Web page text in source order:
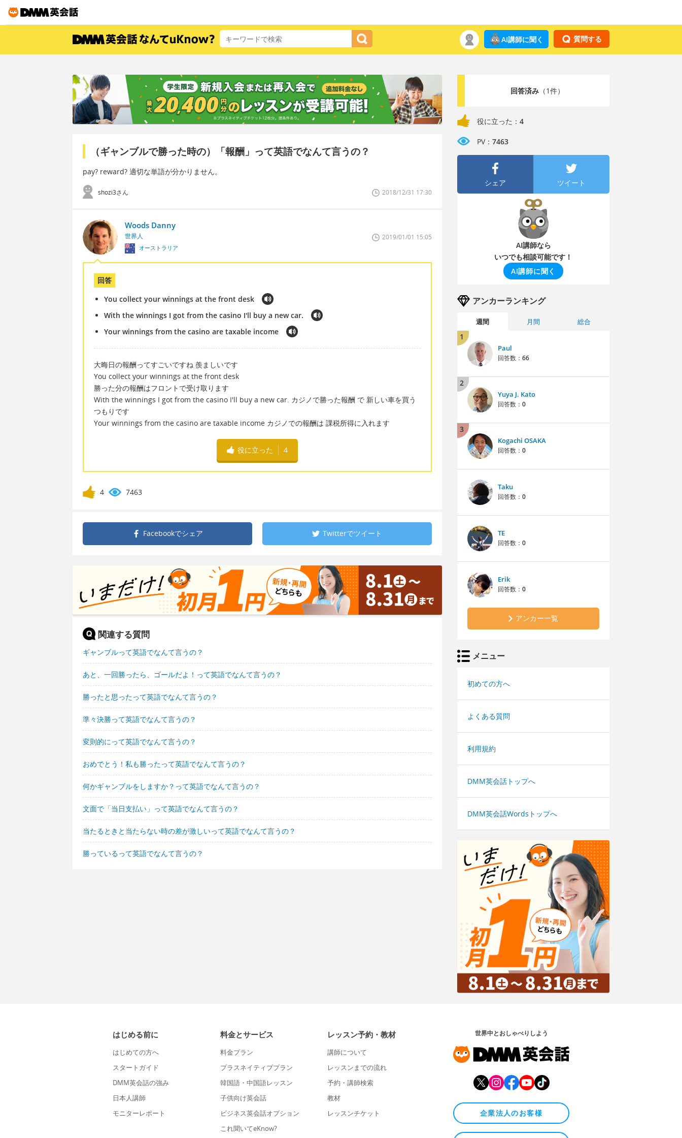
質問する
AI講師に聞く
（ギャンブルで勝った時の）「報酬」って英語でなんて言うの？
pay? reward? 適切な単語が分かりません。
shozi3さん 2018/12/31 17:30
Woods Danny
世界人
オーストラリア
2019/01/01 15:05
回答
You collect your winnings at the front desk
With the winnings I got from the casino I'll buy a new car.
Your winnings from the casino are taxable income
大晦日の報酬ってすごいですね 羨ましいです
You collect your winnings at the front desk
勝った分の報酬はフロントで受け取ります
With the winnings I got from the casino I'll buy a new car. カジノで勝った報酬 で 新しい車を買う
つもりです
Your winnings from the casino are taxable income カジノでの報酬は 課税所得に入れます
役に立った 4
4 7463
Facebookでシェア Twitterでツイート
関連する質問
ギャンブルって英語でなんて言うの？
あと、一回勝ったら、ゴールだよ！って英語でなんて言うの？
勝ったと思ったって英語でなんて言うの？
準々決勝って英語でなんて言うの？
変則的にって英語でなんて言うの？
おめでとう！私も勝ったって英語でなんて言うの？
何かギャンブルをしますか？って英語でなんて言うの？
文面で「当日支払い」って英語でなんて言うの？
当たるときと当たらない時の差が激しいって英語でなんて言うの？
勝っているって英語でなんて言うの？
回答済み（1件）
役に立った： 4
PV： 7463
シェア ツイート
AI講師なら
いつでも相談可能です！
AI講師に聞く
アンカーランキング
週間 月間 総合
1
Paul
回答数： 66
2
Yuya J. Kato
回答数： 0
3
Kogachi OSAKA
回答数： 0
Taku
回答数： 0
TE
回答数： 0
Erik
回答数： 0
アンカー一覧
メニュー
初めての方へ
よくある質問
利用規約
DMM英会話トップへ
DMM英会話Wordsトップへ
はじめる前に
はじめての方へ
スタートガイド
DMM英会話の強み
日本人講師
モニターレポート
料金とサービス
料金プラン
プラスネイティブプラン
韓国語・中国語レッスン
子供向け英会話
ビジネス英会話オプション
これ聞いてeKnow?
レッスン予約・教材
講師について
レッスンまでの流れ
予約・講師検索
教材
レッスンチケット
世界中とおしゃべりしよう
企業法人のお客様